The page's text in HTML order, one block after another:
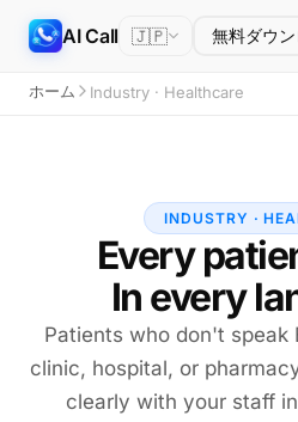
AI Call 🇯🇵 無料ダウ
ホーム Industry · Healthcare
INDUSTRY ·
Every
In every
Patients who don't speak
clinic, hospital, or
clearly with your staff